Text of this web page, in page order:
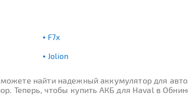
F7x
Jolion
найти надежный аккумулятор для
Теперь, чтобы купить АКБ для Haval в